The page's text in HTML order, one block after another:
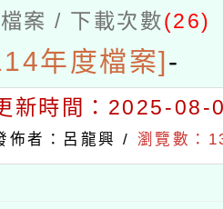
案 / 下載次數(26)
年度檔案]-
新時間：2025-08-
佈者：呂龍興 / 瀏覽數：